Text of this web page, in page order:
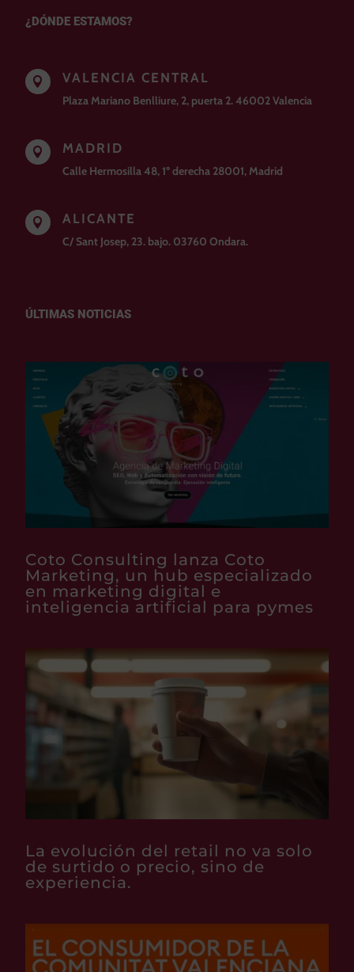
¿DÓNDE ESTAMOS?
 VALENCIA CENTRAL
Plaza Mariano Benlliure, 2, puerta 2. 46002 Valencia
 MADRID
Calle Hermosilla 48, 1º derecha 28001, Madrid
 ALICANTE
C/ Sant Josep, 23. bajo. 03760 Ondara.
ÚLTIMAS NOTICIAS
Coto Consulting lanza Coto
Marketing, un hub especializado
en marketing digital e
inteligencia artificial para pymes
La evolución del retail no va solo
de surtido o precio, sino de
experiencia.